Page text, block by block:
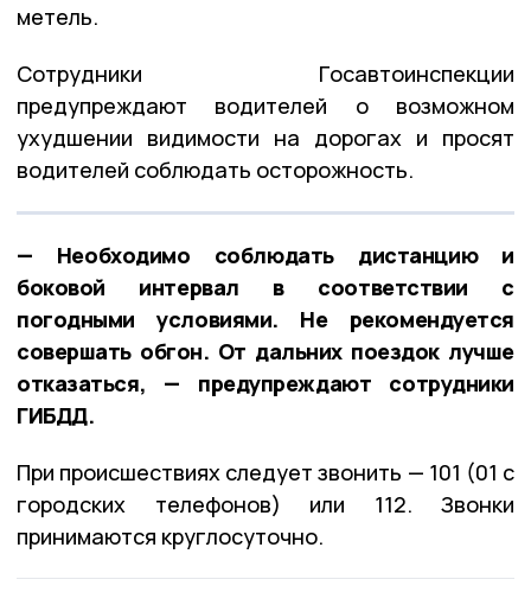
метель.
Сотрудники Госавтоинспекции
предупреждают водителей о возможном
ухудшении видимости на дорогах и просят
водителей соблюдать осторожность.
— Необходимо соблюдать дистанцию и
боковой интервал в соответствии с
погодными условиями. Не рекомендуется
совершать обгон. От дальних поездок лучше
отказаться, — предупреждают сотрудники
ГИБДД.
При происшествиях следует звонить — 101 (01 с
городских телефонов) или 112. Звонки
принимаются круглосуточно.